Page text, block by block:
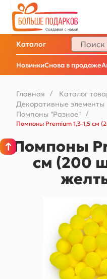
НовинкиСнова в продаже
Каталог
Главная / Каталог
Декоративные элементы
Помпоны "Разное"
/
Помпоны Premium 1,3-1,5 см
Помпоны
см (200